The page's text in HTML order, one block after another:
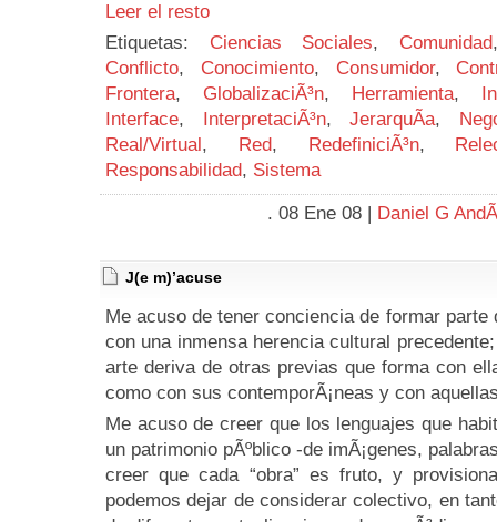
Leer el resto
Etiquetas: Ciencias Sociales, Comunidad
Conflicto, Conocimiento, Consumidor,
Frontera, GlobalizaciÃ³n, Herramienta,
Interface, InterpretaciÃ³n, JerarquÃ­a,
Real/Virtual, Red, RedefiniciÃ³n,
Responsabilidad, Sistema
. 08 Ene 08 | Daniel G
J(e m)’acuse
Me acuso de tener conciencia de formar parte
con una inmensa herencia cultural
arte deriva de otras previas que forma con
como con sus contemporÃ¡neas y con
Me acuso de creer que los lenguajes que
un patrimonio pÃºblico -de imÃ¡genes,
creer que cada “obra” es fruto, y
podemos dejar de considerar colectivo, en